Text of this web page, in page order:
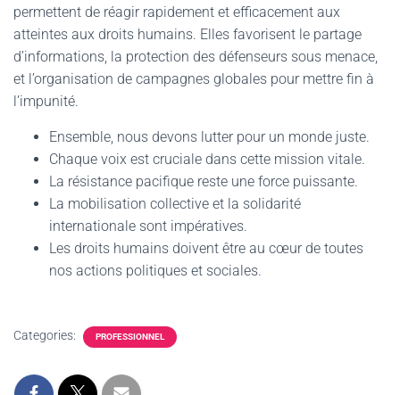
permettent de réagir rapidement et efficacement aux
atteintes aux droits humains. Elles favorisent le partage
d’informations, la protection des défenseurs sous menace,
et l’organisation de campagnes globales pour mettre fin à
l’impunité.
Ensemble, nous devons lutter pour un monde juste.
Chaque voix est cruciale dans cette mission vitale.
La résistance pacifique reste une force puissante.
La mobilisation collective et la solidarité
internationale sont impératives.
Les droits humains doivent être au cœur de toutes
nos actions politiques et sociales.
Categories: PROFESSIONNEL